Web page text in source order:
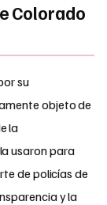
Colorado
su
objeto de
la
usaron para
de policías de
y la